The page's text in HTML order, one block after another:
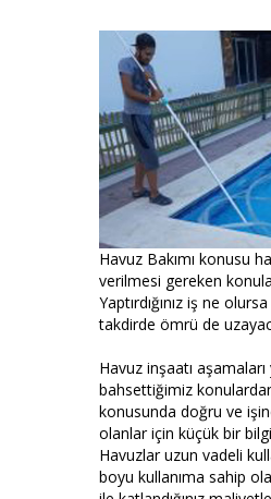
Havuz Bakımı konusu
verilmesi gereken
Yaptırdığınız iş ne
takdirde ömrü de
Havuz inşaatı aşamaları
bahsettiğimiz
konusunda doğru ve
olanlar için küçük bir
Havuzlar uzun vadeli
boyu kullanıma sahip